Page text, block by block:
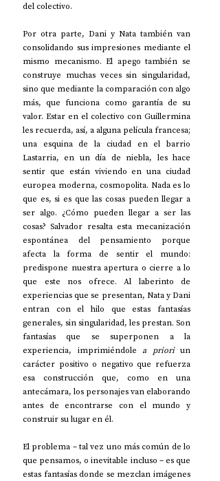
del colectivo.
Por otra parte, Dani y Nata también van
consolidando sus impresiones mediante el
mismo mecanismo. El apego también se
construye muchas veces sin singularidad,
sino que mediante la comparación con algo
más, que funciona como garantía de su
valor. Estar en el colectivo con Guillermina
les recuerda, así, a alguna película francesa;
una esquina de la ciudad en el barrio
Lastarria, en un día de niebla, les hace
sentir que están viviendo en una ciudad
europea moderna, cosmopolita. Nada es lo
que es, si es que las cosas pueden llegar a
ser algo. ¿Cómo pueden llegar a ser las
cosas? Salvador resalta esta mecanización
espontánea del pensamiento porque
afecta la forma de sentir el mundo:
predispone nuestra apertura o cierre a lo
que este nos ofrece. Al laberinto de
experiencias que se presentan, Nata y Dani
entran con el hilo que estas fantasías
generales, sin singularidad, les prestan. Son
fantasías que se superponen a la
experiencia, imprimiéndole a priori un
carácter positivo o negativo que refuerza
esa construcción que, como en una
antecámara, los personajes van elaborando
antes de encontrarse con el mundo y
construir su lugar en él.
El problema – tal vez uno más común de lo
que pensamos, o inevitable incluso – es que
estas fantasías donde se mezclan imágenes